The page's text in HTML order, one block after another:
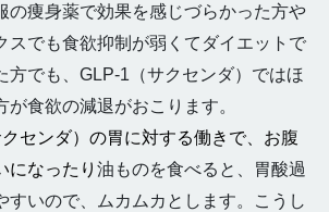
の痩身薬で効果を感じづらかった方や
スでも食欲抑制が弱くてダイエットで
方でも、GLP-1（サクセンダ）ではほ
が食欲の減退がおこります。
センダ）の胃に対する働きで、お腹
になったり 油ものを食べると、胃酸過
すいので、ムカムカとします。こうし